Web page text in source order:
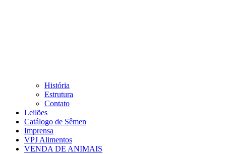
História
Estrutura
Contato
Leilões
Catálogo de Sêmen
Imprensa
VPJ Alimentos
VENDA DE ANIMAIS